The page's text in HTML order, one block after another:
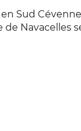
Sud
Navacelles